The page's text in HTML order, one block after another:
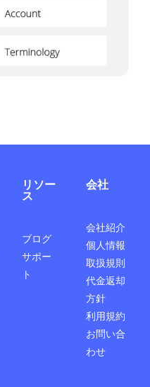
リソー
ス
ブログ
サポー
ト
会社
会社紹介
個人情報
取扱規則
代金返却
方針
利用規約
お問い合
わせ